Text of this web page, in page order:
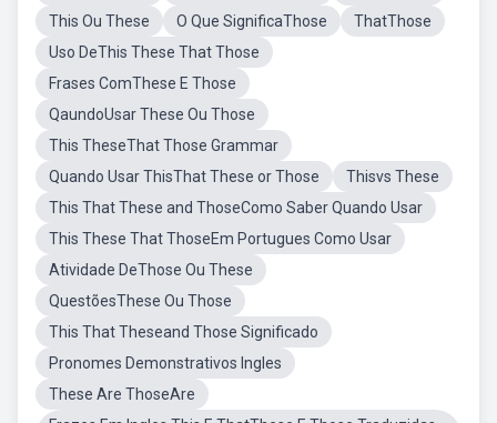
This Ou These
O Que SignificaThose
ThatThose
Uso DeThis These That Those
Frases ComThese E Those
QaundoUsar These Ou Those
This TheseThat Those Grammar
Quando Usar ThisThat These or Those
Thisvs These
This That These and ThoseComo Saber Quando Usar
This These That ThoseEm Portugues Como Usar
Atividade DeThose Ou These
QuestõesThese Ou Those
This That Theseand Those Significado
Pronomes Demonstrativos Ingles
These Are ThoseAre